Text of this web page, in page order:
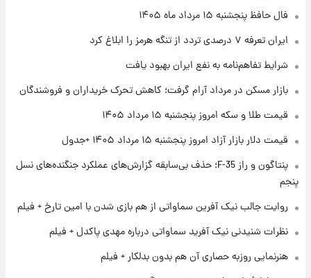
۱ روز پیش
ارزش سهام عدالت برای امروز چهارشنبه ۱۴ مرداد
۱ روز پیش
نام خودرو، مبلغ پیش پرداخت و زمان تحویل |
فال حافظ پنجشنبه ۱۵ مرداد ماه ۱۴۰۵
ایران تعرفه ۷ درصدی تردد از تنگه هرمز را ابلاغ کرد
شرایط تفاهم‌نامه به نفع ایران بهبود یافت
بازار مسکن در مرداد آرام گرفت؛ کاهش تحرک خریداران و فروشندگان
قیمت طلا و سکه امروز پنجشنبه ۱۵ مرداد ۱۴۰۵
قیمت دلار بازار آزاد امروز پنجشنبه ۱۵ مرداد ۱۴۰۵ +جدول
پنتاگون و راز F-35؛ حذف بی‌سابقه گزارش‌های عملکرد جنگنده‌های نسل
پنجم
روایت جالب نیک آفرین سماواتی از هم بازی شدن با امین تارخ + فیلم
نظرات شنیدنی نیک آفرید سماواتی درباره مهدی پاکدل + فیلم
هنرنمایی روزبه حصاری آن هم بدون بدلکار + فیلم